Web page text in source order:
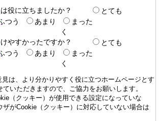
役に立ちましたか？
とても
つう あまり
まった
く
やすかったですか？
とても
つう あまり
まった
く
は、より分かりやすく役に立つホームページとす
ていただきますので、ご協力をお願いします。
（クッキー）が使用できる設定になっていな
ザがCookie（クッキー）に対応していない場合は